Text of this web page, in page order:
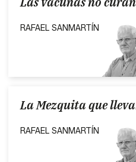
RAFAEL SANMARTÍN
La Mezquita que
RAFAEL SANMARTÍN